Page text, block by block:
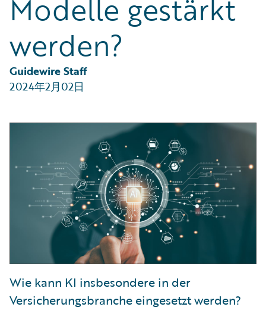
Modelle gestärkt
werden?
Guidewire Staff
2024年2月02日
Wie kann KI insbesondere in der
Versicherungsbranche eingesetzt werden?